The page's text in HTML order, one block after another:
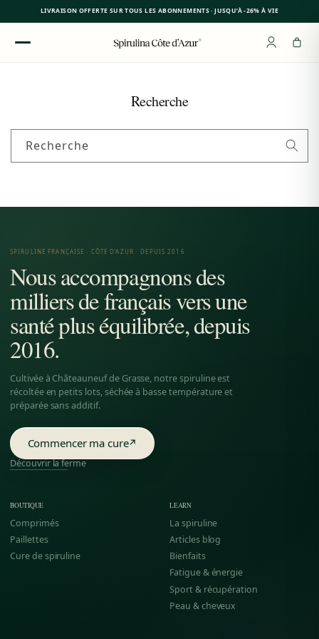
LIVRAISON OFFERTE SUR TOUS LES ABONNEMENTS · JUSQU’À -26% À VIE
Recherche
Recherche
SPIRULINE FRANÇAISE · CÔTE D’AZUR · DEPUIS 2016
Nous accompagnons des
milliers de français vers une
santé plus équilibrée, depuis
2016.
Cultivée à Châteauneuf de Grasse, notre spiruline est
récoltée en petits lots, séchée à basse température et
préparée sans additif.
Commencer ma cure↗
Découvrir la ferme
BOUTIQUE
Comprimés
Paillettes
Cure de spiruline
LEARN
La spiruline
Articles blog
Bienfaits
Fatigue & énergie
Sport & récupération
Peau & cheveux